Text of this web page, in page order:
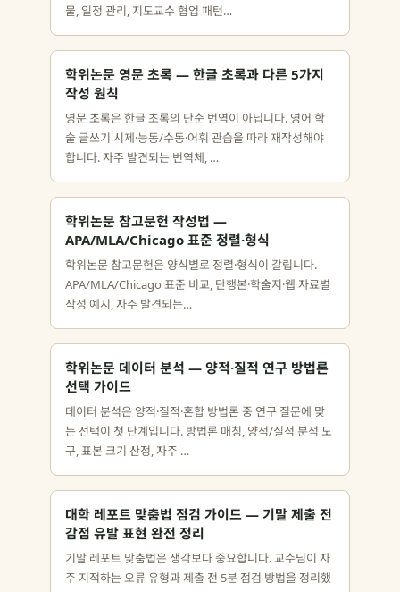
물, 일정 관리, 지도교수 협업 패턴…
학위논문 영문 초록 — 한글 초록과 다른 5가지
작성 원칙
영문 초록은 한글 초록의 단순 번역이 아닙니다. 영어 학
술 글쓰기 시제·능동/수동·어휘 관습을 따라 재작성해야
합니다. 자주 발견되는 번역체, …
학위논문 참고문헌 작성법 —
APA/MLA/Chicago 표준 정렬·형식
학위논문 참고문헌은 양식별로 정렬·형식이 갈립니다.
APA/MLA/Chicago 표준 비교, 단행본·학술지·웹 자료별
작성 예시, 자주 발견되는…
학위논문 데이터 분석 — 양적·질적 연구 방법론
선택 가이드
데이터 분석은 양적·질적·혼합 방법론 중 연구 질문에 맞
는 선택이 첫 단계입니다. 방법론 매칭, 양적/질적 분석 도
구, 표본 크기 산정, 자주 …
대학 레포트 맞춤법 점검 가이드 — 기말 제출 전
감점 유발 표현 완전 정리
기말 레포트 맞춤법은 생각보다 중요합니다. 교수님이 자
주 지적하는 오류 유형과 제출 전 5분 점검 방법을 정리했